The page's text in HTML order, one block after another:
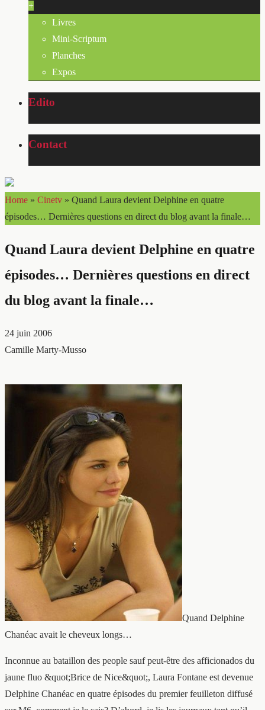
+
Livres
Mini-Scriptum
Planches
Expos
Edito
Contact
Home » Cinetv » Quand Laura devient Delphine en quatre
épisodes… Dernières questions en direct du blog avant la finale…
Quand Laura devient Delphine en quatre
épisodes… Dernières questions en direct
du blog avant la finale…
24 juin 2006
Camille Marty-Musso
Quand Delphine
Chanéac avait le cheveux longs…
Inconnue au bataillon des people sauf peut-être des afficionados du
jaune fluo &quot;Brice de Nice&quot;, Laura Fontane est devenue
Delphine Chanéac en quatre épisodes du premier feuilleton diffusé